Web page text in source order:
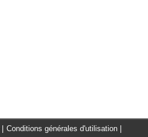
Conditions générales d'utilisation